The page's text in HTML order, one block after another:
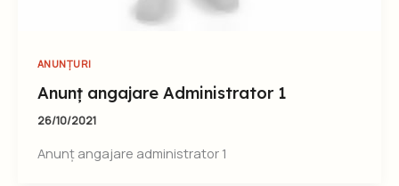
ANUNȚURI
Anunț angajare Administrator 1
26/10/2021
Anunț angajare administrator 1